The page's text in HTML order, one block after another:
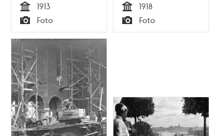
Tid
1913
Typ
Foto Tid
1918
Typ
Foto